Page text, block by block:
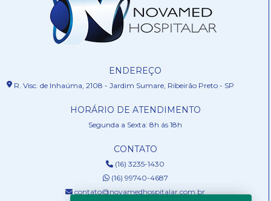
ENDEREÇO
R. Visc. de Inhaúma, 2108 - Jardim Sumare, Ribeirão Preto - SP
HORÁRIO DE ATENDIMENTO
Segunda a Sexta: 8h ás 18h
CONTATO
(16) 3235-1430
(16) 99740-4687
contato@novamedhospitalar.com.br